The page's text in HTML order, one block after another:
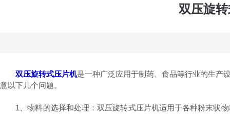
双压旋
双压旋转式压片机是一种广泛应用于制药、食品等行业的生产
意以下几个问题。
1、物料的选择和处理：双压旋转式压片机适用于各种粉末状物